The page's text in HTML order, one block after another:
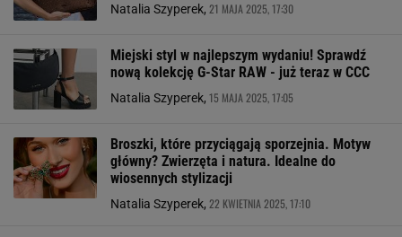
Natalia Szyperek, 21 MAJA 2025, 17:30
Miejski styl w najlepszym wydaniu! Sprawdź
nową kolekcję G-Star RAW - już teraz w CCC
Natalia Szyperek, 15 MAJA 2025, 17:05
Broszki, które przyciągają sporzejnia. Motyw
główny? Zwierzęta i natura. Idealne do
wiosennych stylizacji
Natalia Szyperek, 22 KWIETNIA 2025, 17:10